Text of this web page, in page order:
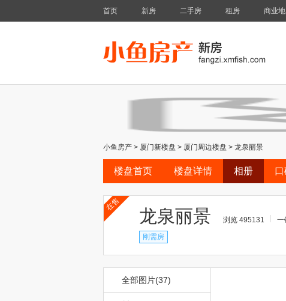
首页 新房 二手房 租房 商业
小鱼房产 > 厦门新楼盘 > 厦门周边楼盘 > 龙泉丽景
楼盘首页 楼盘详情 相册
在售
龙泉丽景 浏览 495131
一
刚需房
全部图片(37)